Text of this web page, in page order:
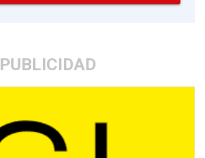
PUBLICIDAD